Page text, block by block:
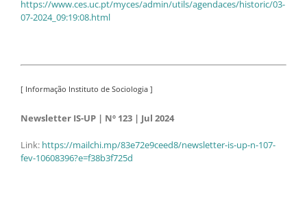
https://www.ces.uc.pt/myces/admin/utils/agendaces/historic/03-
07-2024_09:19:08.html
[ Informação Instituto de Sociologia ]
Newsletter IS-UP | Nº 123 | Jul 2024
Link: https://mailchi.mp/83e72e9ceed8/newsletter-is-up-n-107-
fev-10608396?e=f38b3f725d